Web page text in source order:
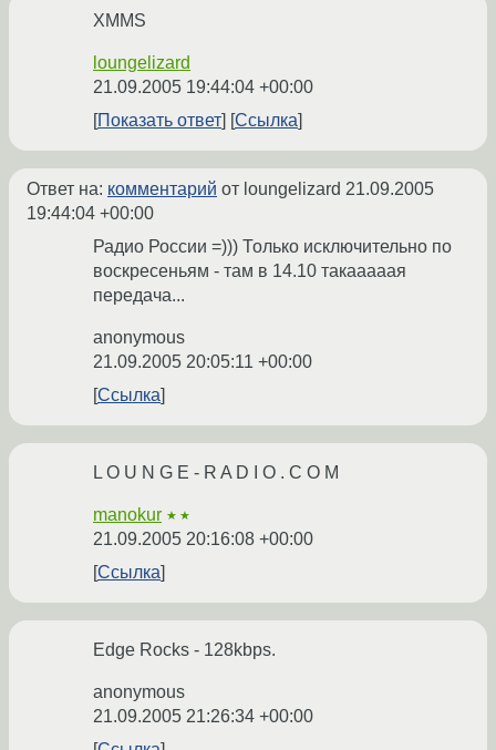
XMMS
loungelizard
21.09.2005 19:44:04 +00:00
Показать ответ
Ссылка
Ответ на: комментарий от loungelizard 21.09.2005
19:44:04 +00:00
Радио России =))) Только исключительно по
воскресеньям - там в 14.10 такааааая
передача...
anonymous
21.09.2005 20:05:11 +00:00
Ссылка
L O U N G E - R A D I O . C O M
manokur ★★
21.09.2005 20:16:08 +00:00
Ссылка
Edge Rocks - 128kbps.
anonymous
21.09.2005 21:26:34 +00:00